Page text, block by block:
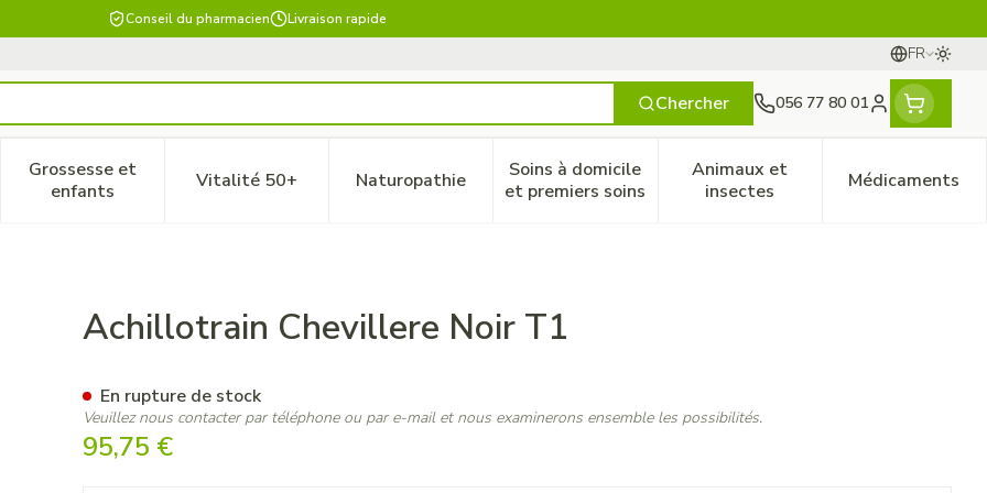
Conseil du pharmacien Livraison rapide
FR
Langues
Chercher 056 77 80 01
Menu client
Beauté, soins et hygiène
menu pour la catégorie Régime, alimentation & vitamines
Grossesse et
enfantsAfficher le sous-menu pour la catégorie Grossesse et enfants
Vitalité 50+Afficher le sous-menu pour la catégorie Vitalité 50+
NaturopathieAfficher le sous-menu pour la catégorie Naturopathie
Soins à domicile
et premiers soinsAfficher le sous-menu pour la catégorie Soins à
Animaux et
insectesAfficher le sous-menu pour
Médicaments
Afficher
Achillotrain Chevillere Noir T1
95,75 €
En rupture de stock
Veuillez nous contacter par téléphone ou par e-mail et nous examinerons ensemble les possibilités.